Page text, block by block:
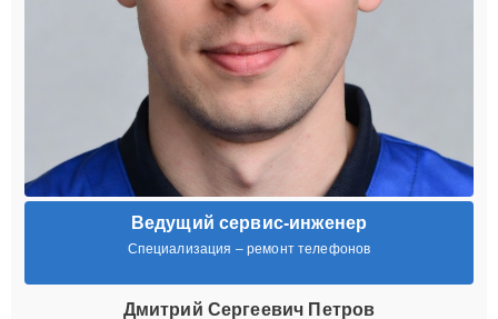
Ведущий сервис-инженер
Специализация – ремонт телефонов
Дмитрий Сергеевич Петров